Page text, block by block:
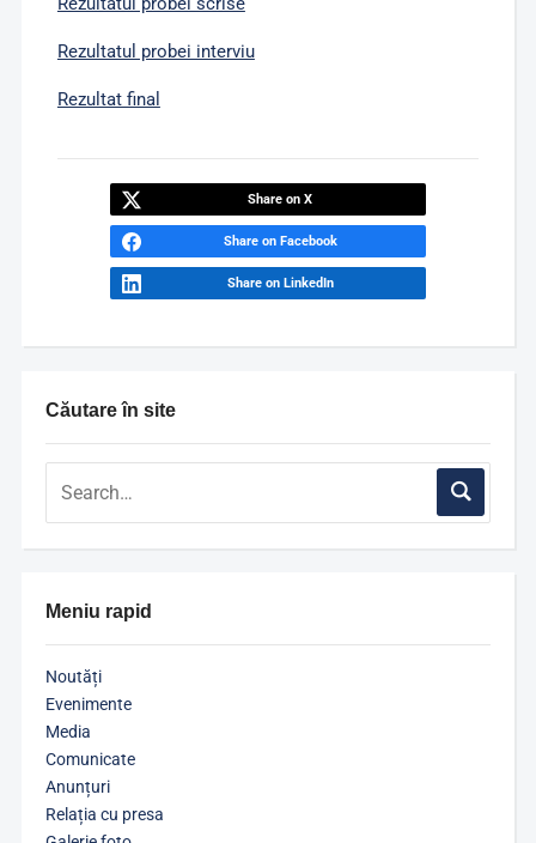
Căutare în site
Meniu rapid
Noutăți
Evenimente
Media
Comunicate
Anunțuri
Relația cu presa
Rezultatul probei interviu
Rezultat final
Share on X
Share on Facebook
Share on LinkedIn